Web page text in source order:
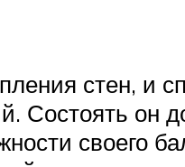
стен, и
Состоять он
своего